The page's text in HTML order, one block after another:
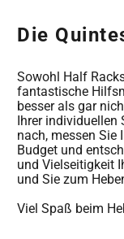
Die
Sowohl Half
fantastische
besser als gar
Ihrer individuellen
nach, messen Sie
Budget und
und Vielseitigkeit
und Sie zum
Viel Spaß beim